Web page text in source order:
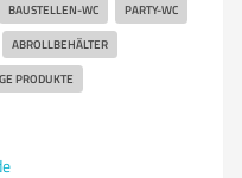
BAUSTELLEN-WC PARTY-WC
ABROLLBEHÄLTER
PRODUKTE